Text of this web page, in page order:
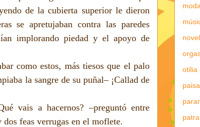
de la cubierta superior le dieron
se apretujaban contra las paredes
implorando piedad y el apoyo de
como estos, más tiesos que el palo
la sangre de su puñal– ¡Callad de
vais a hacernos? –preguntó entre
feas verrugas en el moflete.
moda
otilia